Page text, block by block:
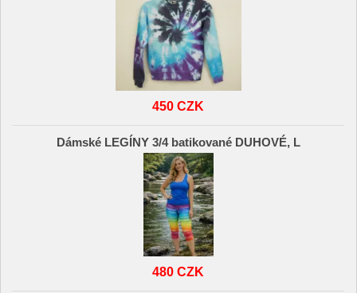
450 CZK
Dámské LEGÍNY 3/4 batikované DUHOVÉ, L
480 CZK